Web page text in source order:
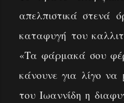
απελπιστικά στενά
καταφυγή του
«Τα φάρμακά σου
κάνουνε για λίγο να
του Ιωαννίδη η